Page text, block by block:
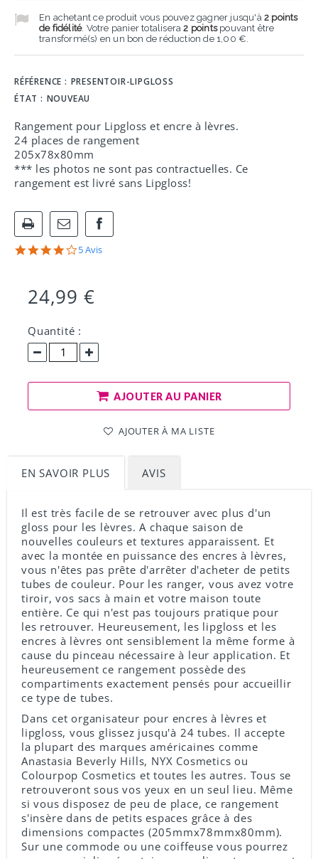
En achetant ce produit vous pouvez gagner jusqu'à 2 points
de fidélité. Votre panier totalisera2 pointspouvant être
transformé(s) en un bon de réduction de 1,00 €
RÉFÉRENCE : PRESENTOIR-LIPGLOSS
ÉTAT : NOUVEAU
Rangement pour Lipgloss et encre à lèvres.
24 places de rangement
205x78x80mm
*** les photos ne sont pas contractuelles. Ce
rangement est livré sans Lipgloss!
Partager
sur
4.2
5 Avis
24,99 €
Quantité :
AJOUTER AU PANIER
AJOUTER À MA LISTE
EN SAVOIR PLUS AVIS
Il est très facile de se retrouver avec plus d'un
gloss pour les lèvres. A chaque saison de
nouvelles couleurs et textures apparaissent. Et
avec la montée en puissance des encres à lèvres,
vous n'êtes pas prête d'arrêter d'acheter de petits
tubes de couleur. Pour les ranger, vous avez votre
tiroir, vos sacs à main et votre maison toute
entière. Ce qui n'est pas toujours pratique pour
les retrouver. Heureusement, les lipgloss et les
encres à lèvres ont sensiblement la même forme à
cause du pinceau nécessaire à leur application. Et
heureusement ce rangement possède des
compartiments exactement pensés pour accueillir
ce type de tubes.
Dans cet organisateur pour encres à lèvres et
lipgloss, vous glissez jusqu'à 24 tubes. Il accepte
la plupart des marques américaines comme
Anastasia Beverly Hills, NYX Cosmetics ou
Colourpop Cosmetics et toutes les autres. Tous se
retrouveront sous vos yeux en un seul lieu. Même
si vous disposez de peu de place, ce rangement
s'insère dans de petits espaces grâce à des
dimensions compactes (205mmx78mmx80mm).
Sur une commode ou une coiffeuse vous pourrez